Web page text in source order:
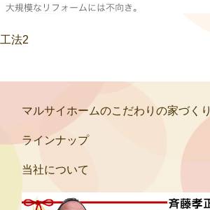
工法2
マルサイホームのこだわりの家づくり
ラインナップ
当社について